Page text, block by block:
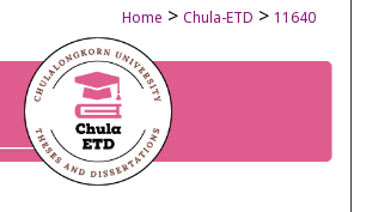
Home > Chula-ETD > 11640